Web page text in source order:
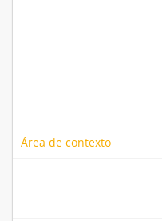
Área de contexto